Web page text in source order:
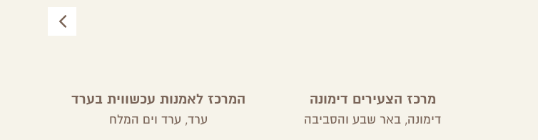
מרכז הצעירים דימונה
דימונה, באר שבע והסביבה
המרכז לאמנות עכשווית בערד
ערד, ערד וים המלח